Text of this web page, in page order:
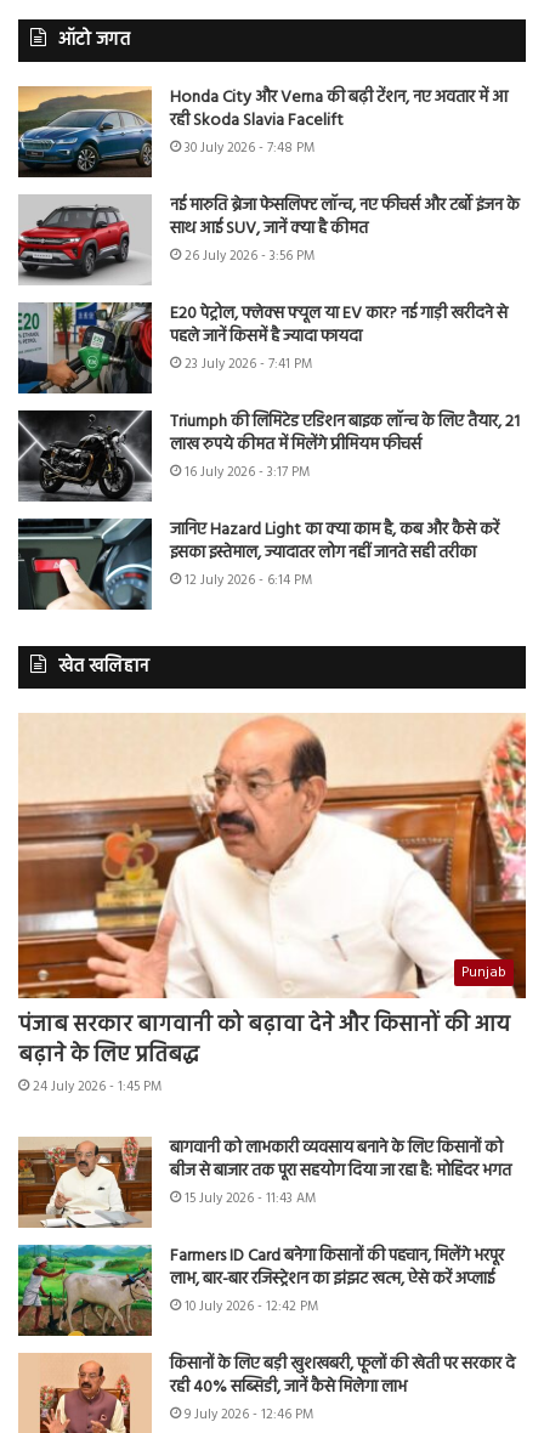
ऑटो जगत
Honda City और Verna की बढ़ी टेंशन, नए अवतार में आ
रही Skoda Slavia Facelift
30 July 2026 - 7:48 PM
नई मारुति ब्रेजा फेसलिफ्ट लॉन्च, नए फीचर्स और टर्बो इंजन के
साथ आई SUV, जानें क्या है कीमत
26 July 2026 - 3:56 PM
E20 पेट्रोल, फ्लेक्स फ्यूल या EV कार? नई गाड़ी खरीदने से
पहले जानें किसमें है ज्यादा फायदा
23 July 2026 - 7:41 PM
Triumph की लिमिटेड एडिशन बाइक लॉन्च के लिए तैयार, 21
लाख रुपये कीमत में मिलेंगे प्रीमियम फीचर्स
16 July 2026 - 3:17 PM
जानिए Hazard Light का क्या काम है, कब और कैसे करें
इसका इस्तेमाल, ज्यादातर लोग नहीं जानते सही तरीका
12 July 2026 - 6:14 PM
खेत खलिहान
Punjab
पंजाब सरकार बागवानी को बढ़ावा देने और किसानों की आय
बढ़ाने के लिए प्रतिबद्ध
24 July 2026 - 1:45 PM
बागवानी को लाभकारी व्यवसाय बनाने के लिए किसानों को
बीज से बाजार तक पूरा सहयोग दिया जा रहा है: मोहिंदर भगत
15 July 2026 - 11:43 AM
Farmers ID Card बनेगा किसानों की पहचान, मिलेंगे भरपूर
लाभ, बार-बार रजिस्ट्रेशन का झंझट खत्म, ऐसे करें अप्लाई
10 July 2026 - 12:42 PM
किसानों के लिए बड़ी खुशखबरी, फूलों की खेती पर सरकार दे
रही 40% सब्सिडी, जानें कैसे मिलेगा लाभ
9 July 2026 - 12:46 PM